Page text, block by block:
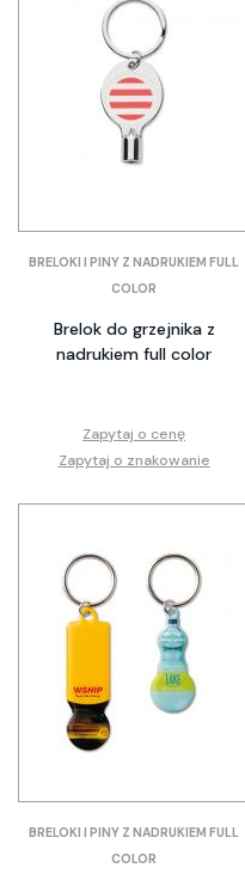
BRELOKI I PINY Z NADRUKIEM FULL
COLOR
Brelok do grzejnika z
nadrukiem full color
Zapytaj o cenę
Zapytaj o znakowanie
BRELOKI I PINY Z NADRUKIEM FULL
COLOR